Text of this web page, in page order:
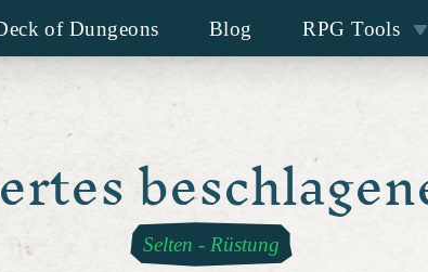
of Dungeons Blog RPG Tools
Selten - Rüstung